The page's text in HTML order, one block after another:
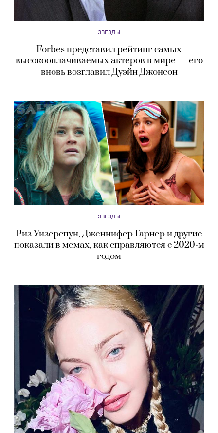
ЗВЕЗДЫ
Forbes представил рейтинг самых
высокооплачиваемых актеров в мире — его
вновь возглавил Дуэйн Джонсон
ЗВЕЗДЫ
Риз Уизерспун, Дженнифер Гарнер и другие
показали в мемах, как справляются с 2020-м
годом